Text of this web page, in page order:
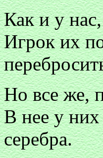
Как и у
Игрок их
Но все же,
В нее у
серебра.